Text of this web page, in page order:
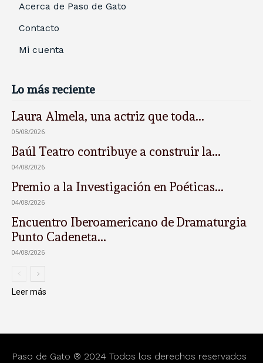
Acerca de Paso de Gato
Contacto
Mi cuenta
Lo más reciente
Laura Almela, una actriz que toda...
05/08/2026
Baúl Teatro contribuye a construir la...
04/08/2026
Premio a la Investigación en Poéticas...
04/08/2026
Encuentro Iberoamericano de Dramaturgia
Punto Cadeneta...
04/08/2026
Leer más
Paso de Gato ® 2024 Todos los derechos reservados